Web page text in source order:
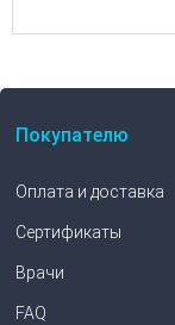
Покупателю
Оплата и доставка
Сертификаты
Врачи
FAQ